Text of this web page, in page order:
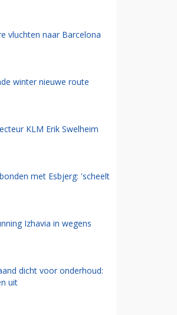
vluchten naar Barcelona
winter nieuwe route
KLM Erik Swelheim
met Esbjerg: 'scheelt
Izhavia in wegens
dicht voor onderhoud:
uit